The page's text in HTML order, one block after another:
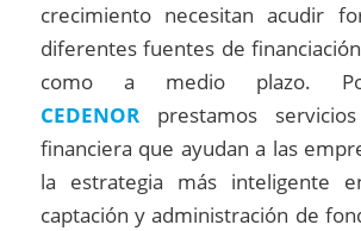
crecimiento necesitan acudir
diferentes fuentes de
como a medio plazo.
CEDENORprestamos
financiera que ayudan a las
la estrategia más inteligente
captación y administración de